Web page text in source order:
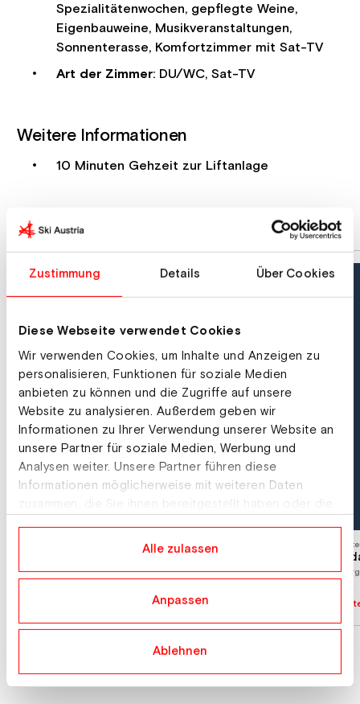
Zustimmung Details Über Cookies
Diese Webseite verwendet Cookies
Wir verwenden Cookies, um Inhalte und Anzeigen zu
personalisieren, Funktionen für soziale Medien
anbieten zu können und die Zugriffe auf unsere
Website zu analysieren. Außerdem geben wir
Informationen zu Ihrer Verwendung unserer Website an
unsere Partner für soziale Medien, Werbung und
Analysen weiter. Unsere Partner führen diese
Informationen möglicherweise mit weiteren Daten
Alle zulassen
Anpassen
Ablehnen
Spezialitätenwochen, gepflegte Weine,
Eigenbauweine, Musikveranstaltungen,
Sonnenterasse, Komfortzimmer mit Sat-TV
Art der Zimmer: DU/WC, Sat-TV
Weitere Informationen
10 Minuten Gehzeit zur Liftanlage
Sonnberg 2, 5761 Maria Alm
Sonnberg 2, 5761 Maria
Alm